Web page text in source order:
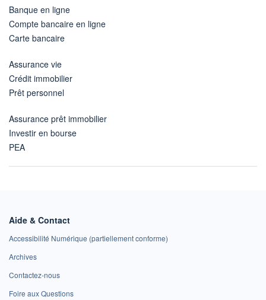
Banque en ligne
Compte bancaire en ligne
Carte bancaire
Assurance vie
Crédit immobilier
Prêt personnel
Assurance prêt immobilier
Investir en bourse
PEA
Aide & Contact
Accessibilité Numérique (partiellement conforme)
Archives
Contactez-nous
Foire aux Questions